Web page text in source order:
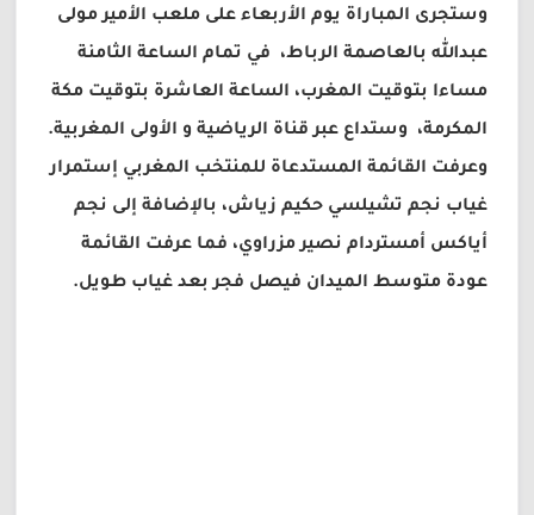
وستجرى المباراة يوم الأربعاء على ملعب الأمير مولى
عبدالله بالعاصمة الرباط، في تمام الساعة الثامنة
مساءا بتوقيت المغرب، الساعة العاشرة بتوقيت مكة
المكرمة، وستداع عبر قناة الرياضية و الأولى المغربية.
وعرفت القائمة المستدعاة للمنتخب المغربي إستمرار
غياب نجم تشيلسي حكيم زياش، بالإضافة إلى نجم
أياكس أمستردام نصير مزراوي، فما عرفت القائمة
عودة متوسط الميدان فيصل فجر بعد غياب طويل.